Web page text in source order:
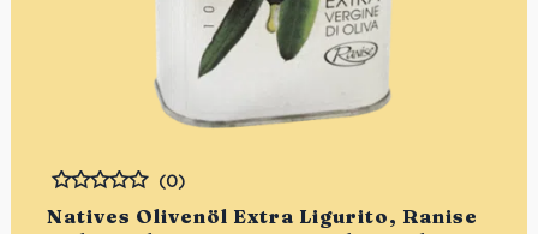
Natives Olivenöl Extra Ligurito, Ranise
Bewertet
(0)